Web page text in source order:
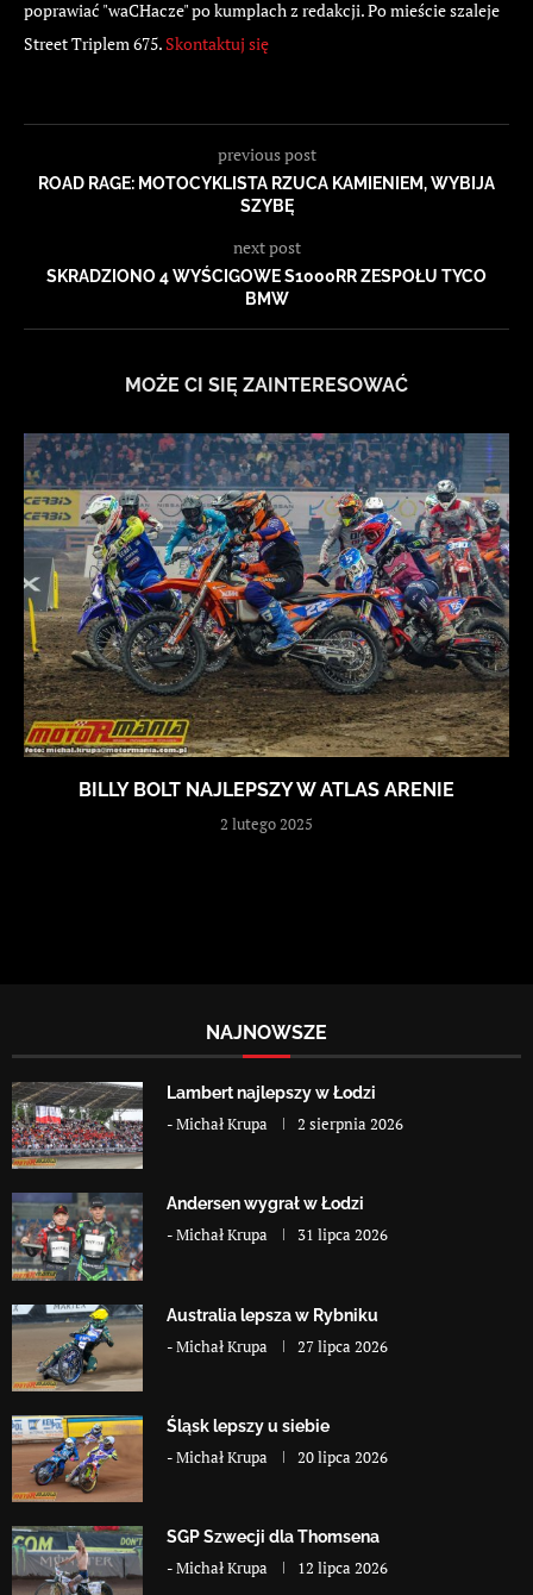
poprawiać "waCHacze" po kumplach z redakcji. Po mieście szaleje
Street Triplem 675. Skontaktuj się
previous post
ROAD RAGE: MOTOCYKLISTA RZUCA KAMIENIEM, WYBIJA
SZYBĘ
next post
SKRADZIONO 4 WYŚCIGOWE S1000RR ZESPOŁU TYCO
BMW
MOŻE CI SIĘ ZAINTERESOWAĆ
BILLY BOLT NAJLEPSZY W ATLAS ARENIE
2 lutego 2025
NAJNOWSZE
Lambert najlepszy w Łodzi
-Michał Krupa 2 sierpnia 2026
Andersen wygrał w Łodzi
-Michał Krupa 31 lipca 2026
Australia lepsza w Rybniku
-Michał Krupa 27 lipca 2026
Śląsk lepszy u siebie
-Michał Krupa 20 lipca 2026
SGP Szwecji dla Thomsena
-Michał Krupa 12 lipca 2026